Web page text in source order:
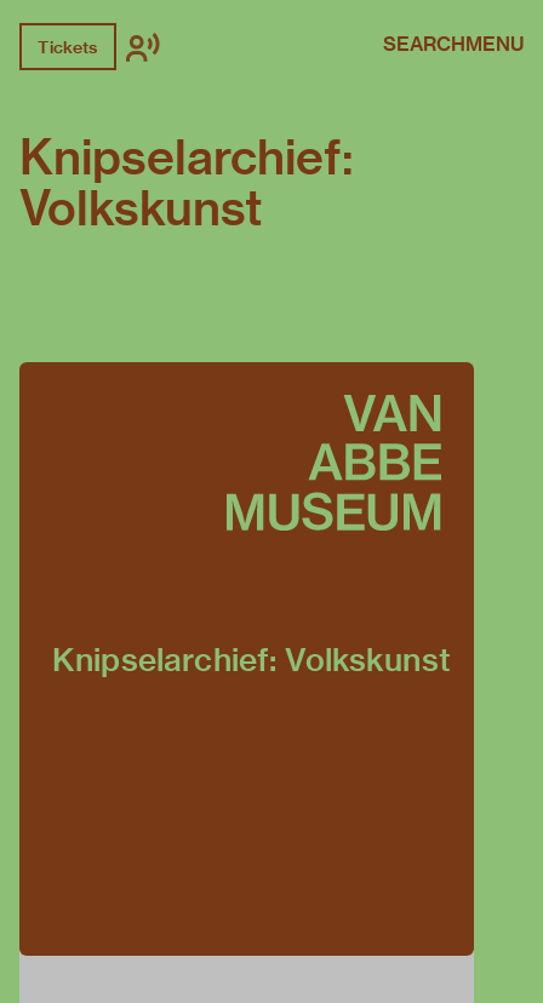
Tickets SEARCHMENU
Knipselarchief:
Volkskunst
Knipselarchief: Volkskunst